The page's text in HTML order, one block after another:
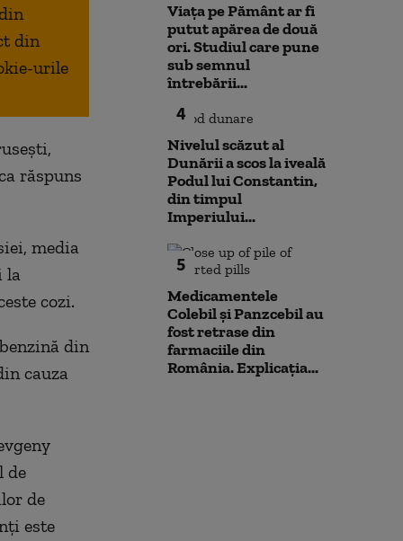
din
urile
răspuns
media
la
cozi.
din
cauza
de
de
este
Viața pe Pământ ar fi
putut apărea de două
ori. Studiul care pune
sub semnul
întrebării...
4
Nivelul scăzut al
Dunării a scos la iveală
Podul lui Constantin,
din timpul
Imperiului...
5
Medicamentele
Colebil și Panzcebil au
fost retrase din
farmaciile din
România. Explicația...